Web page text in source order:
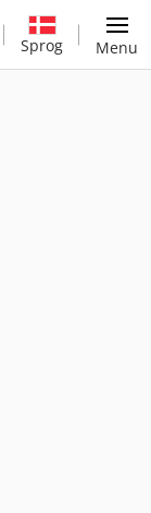
Sprog Menu